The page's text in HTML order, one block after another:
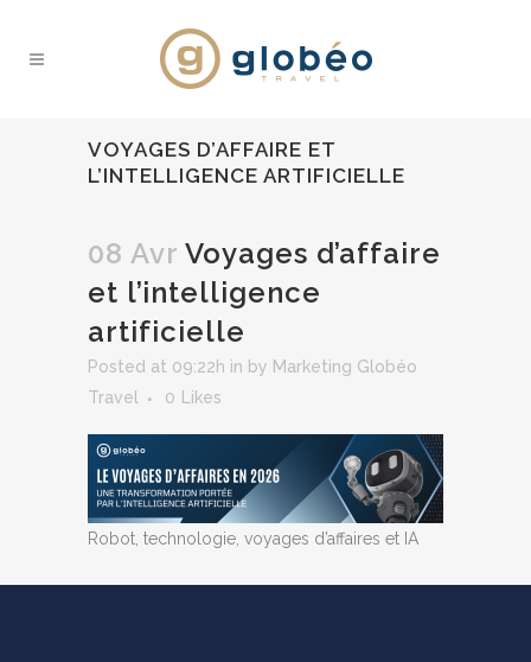
VOYAGES D’AFFAIRE ET
L’INTELLIGENCE ARTIFICIELLE
08 Avr Voyages d’affaire
et l’intelligence
artificielle
Posted at 09:22h in by Marketing Globéo
Travel
0 Likes
Robot, technologie, voyages d’affaires et IA